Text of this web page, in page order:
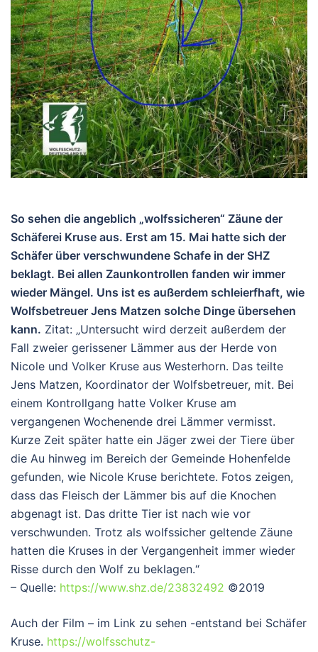
So sehen die angeblich „wolfssicheren“ Zäune der
Schäferei Kruse aus. Erst am 15. Mai hatte sich der
Schäfer über verschwundene Schafe in der SHZ
beklagt. Bei allen Zaunkontrollen fanden wir immer
wieder Mängel. Uns ist es außerdem schleierfhaft, wie
Wolfsbetreuer Jens Matzen solche Dinge übersehen
kann. Zitat: „Untersucht wird derzeit außerdem der
Fall zweier gerissener Lämmer aus der Herde von
Nicole und Volker Kruse aus Westerhorn. Das teilte
Jens Matzen, Koordinator der Wolfsbetreuer, mit. Bei
einem Kontrollgang hatte Volker Kruse am
vergangenen Wochenende drei Lämmer vermisst.
Kurze Zeit später hatte ein Jäger zwei der Tiere über
die Au hinweg im Bereich der Gemeinde Hohenfelde
gefunden, wie Nicole Kruse berichtete. Fotos zeigen,
dass das Fleisch der Lämmer bis auf die Knochen
abgenagt ist. Das dritte Tier ist nach wie vor
verschwunden. Trotz als wolfssicher geltende Zäune
hatten die Kruses in der Vergangenheit immer wieder
Risse durch den Wolf zu beklagen.“
– Quelle: https://www.shz.de/23832492 ©2019
Auch der Film – im Link zu sehen -entstand bei Schäfer
Kruse. https://wolfsschutz-